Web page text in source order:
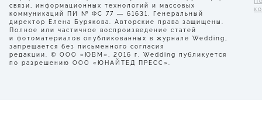
связи, информационных технологий и массовых
коммуникаций ПИ № ФС 77 — 61631. Генеральный
директор Елена Бурякова. Авторские права защищены.
Полное или частичное воспроизведение статей
и фотоматериалов опубликованных в журнале Wedding,
запрещается без письменного согласия
редакции. © ООО «ЮВМ», 2016 г. Wedding публикуется
по разрешению ООО «ЮНАЙТЕД ПРЕСС».